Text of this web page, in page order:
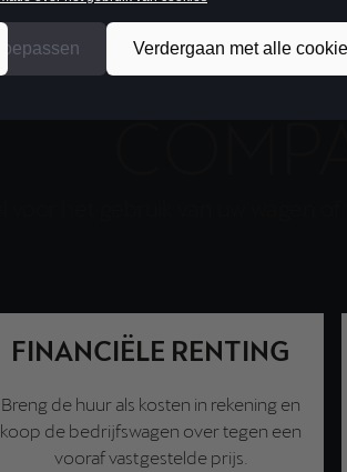
FINANCIËLE RENTING
Breng de huur als kosten in rekening en
koop de bedrijfswagen over tegen een
vooraf vastgestelde prijs.